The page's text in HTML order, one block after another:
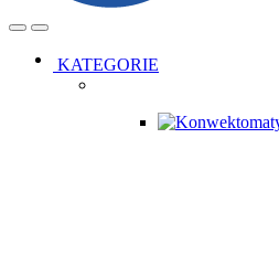
OpenClose
KATEGORIE